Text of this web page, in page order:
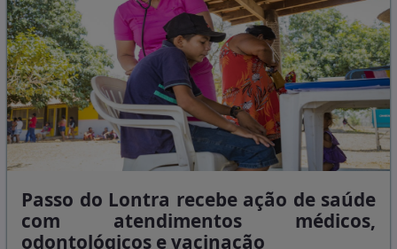
Passo do Lontra recebe ação de saúde
com atendimentos médicos,
odontológicos e vacinação